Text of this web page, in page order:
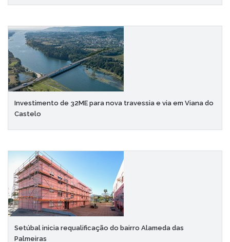
Investimento de 32ME para nova travessia e via em Viana do
Castelo
Setúbal inicia requalificação do bairro Alameda das
Palmeiras